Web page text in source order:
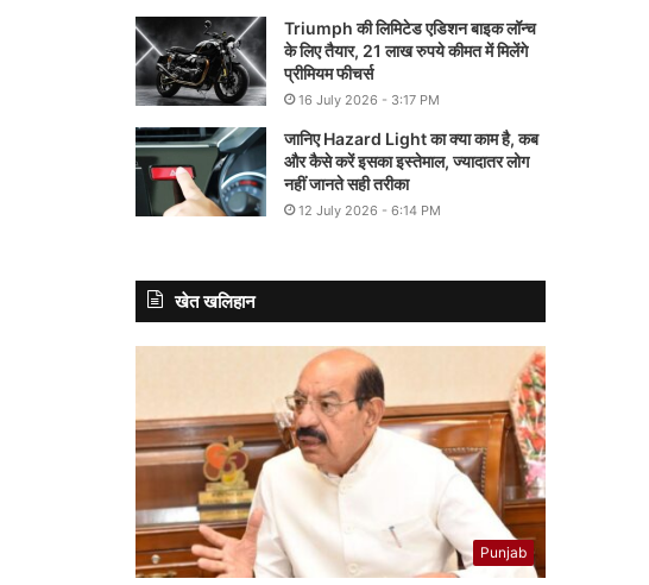
Triumph की लिमिटेड एडिशन बाइक लॉन्च
के लिए तैयार, 21 लाख रुपये कीमत में मिलेंगे
प्रीमियम फीचर्स
16 July 2026 - 3:17 PM
जानिए Hazard Light का क्या काम है, कब
और कैसे करें इसका इस्तेमाल, ज्यादातर लोग
नहीं जानते सही तरीका
12 July 2026 - 6:14 PM
खेत खलिहान
Punjab